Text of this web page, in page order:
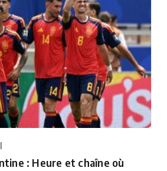
: Heure et chaîne où